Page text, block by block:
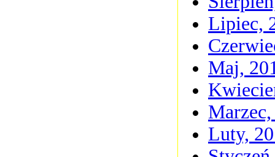
Lipiec,
Maj,
Luty,